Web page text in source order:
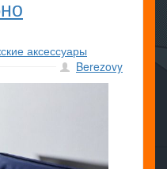
аксессуары
Berezovy